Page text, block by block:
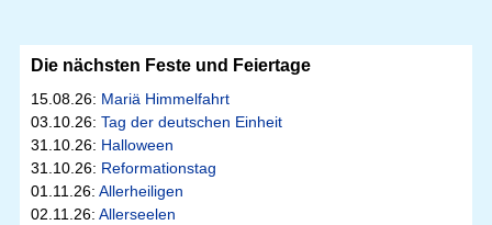
Die nächsten Feste und Feiertage
15.08.26: Mariä Himmelfahrt
03.10.26: Tag der deutschen Einheit
31.10.26: Halloween
31.10.26: Reformationstag
01.11.26: Allerheiligen
02.11.26: Allerseelen